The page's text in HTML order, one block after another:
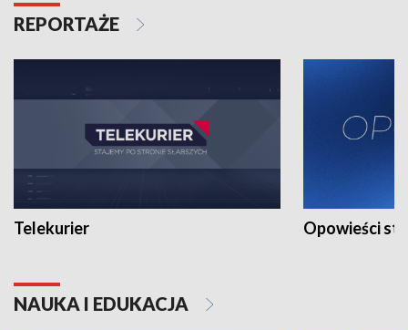
REPORTAŻE
Telekurier Opowieści
NAUKA I EDUKACJA